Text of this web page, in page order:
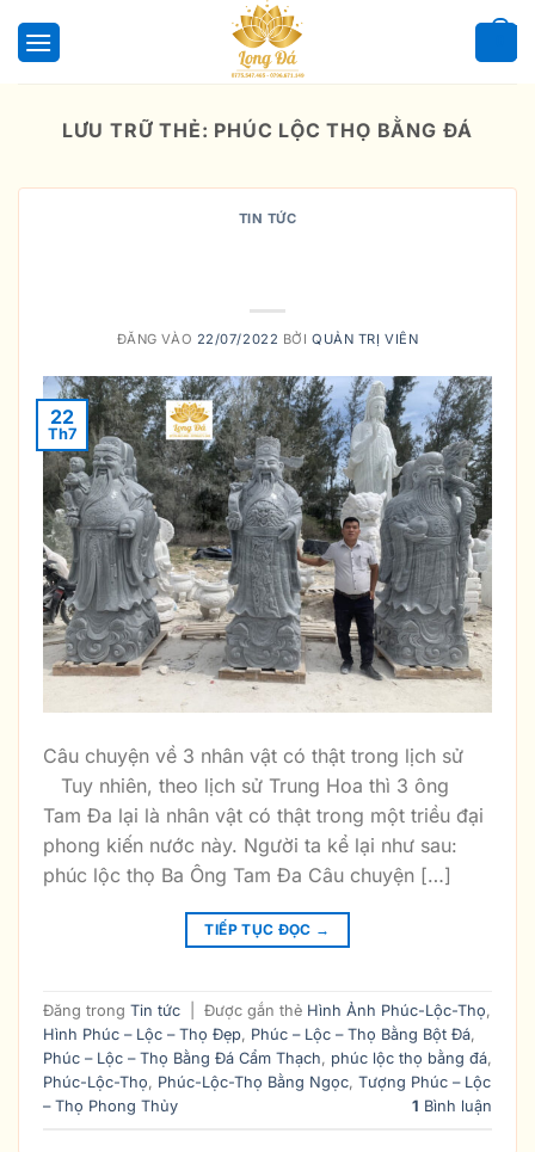
qua
LƯU TRỮ THẺ: PHÚC LỘC THỌ BẰNG ĐÁ
TIN TỨC
ĐĂNG VÀO 22/07/2022 BỞIQUẢN TRỊ VIÊN
22
Th7
Câu chuyện về 3 nhân vật có thật trong lịch sử
Tuy nhiên, theo lịch sử Trung Hoa thì 3 ông
Tam Đa lại là nhân vật có thật trong một triều đại
phong kiến nước này. Người ta kể lại như sau:
phúc lộc thọ Ba Ông Tam Đa Câu chuyện […]
TIẾP TỤC ĐỌC →
Đăng trong Tin tức Được gắn thẻ Hình Ảnh Phúc-Lộc-Thọ,
Hình Phúc – Lộc – Thọ Đẹp, Phúc – Lộc – Thọ Bằng Bột Đá,
Phúc – Lộc – Thọ Bằng Đá Cẩm Thạch, phúc lộc thọ bằng đá,
Phúc-Lộc-Thọ, Phúc-Lộc-Thọ Bằng Ngọc, Tượng Phúc – Lộc
– Thọ Phong Thủy
1 Bình luận